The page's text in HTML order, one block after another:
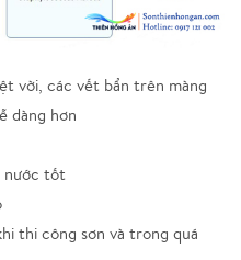
vời, các vết bẩn trên màng
dàng hơn
nước tốt
thi công sơn và trong quá